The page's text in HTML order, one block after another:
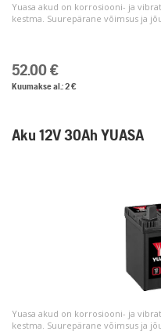
Yuasa akud on korrosiooni- ja
kestma. Suurepärane võimsus ja
52.00 €
Kuumakse al.: 2 €
Aku 12V 30Ah YUASA
Yuasa akud on korrosiooni- ja
kestma. Suurepärane võimsus ja